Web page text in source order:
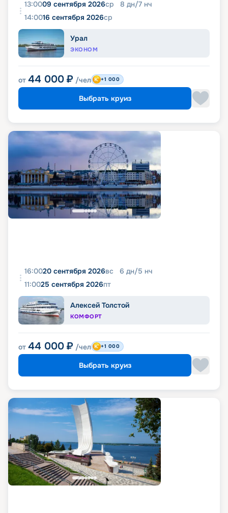
13:0009 сентября 2026ср 8 дн/7 нч
14:0016 сентября 2026ср
Урал
ЭКОНОМ
от 44 000 ₽ /чел +1 000
Выбрать круиз
16:0020 сентября 2026вс 6 дн/5 нч
11:0025 сентября 2026пт
Алексей Толстой
КОМФОРТ
от 44 000 ₽ /чел +1 000
Выбрать круиз